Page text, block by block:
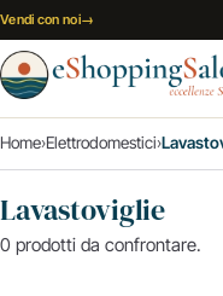
Vai al contenuto
Vendi con noi→
Home›Elettrodomestici›
Lavastoviglie
0 prodotti da confrontare.